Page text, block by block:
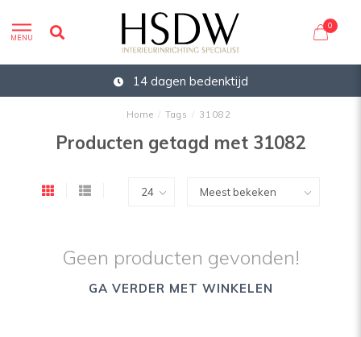
MENU
0
14 dagen bedenktijd
Home / Tags / 31082
Producten getagd met 31082
Geen producten gevonden!
GA VERDER MET WINKELEN